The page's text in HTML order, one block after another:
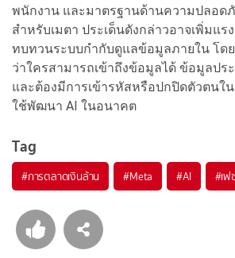
พนักงาน และมาตรฐานด้านความปลอด
สำหรับเมตา ประเด็นดังกล่าวอาจเพิ่มแ
ทบทวนระบบกำกับดูแลข้อมูลภายใน โด
ว่าใครสามารถเข้าถึงข้อมูลได้ ข้อมูลปร
และต้องมีการเข้ารหัสหรือปกปิดตัวตนใ
ใช้พัฒนา AI ในอนาคต
Tag
#การตลาดเงินล้าน #Meta #AI #เ